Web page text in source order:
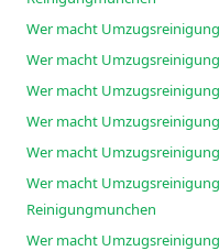
Wer macht
Wer macht
Wer macht
Wer macht
Wer macht
Wer macht
Reinigungmunchen
Wer macht